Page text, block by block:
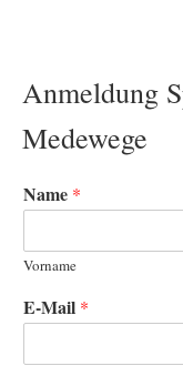
Anmeldung
Medewege
Name *
Vorname
E-Mail *